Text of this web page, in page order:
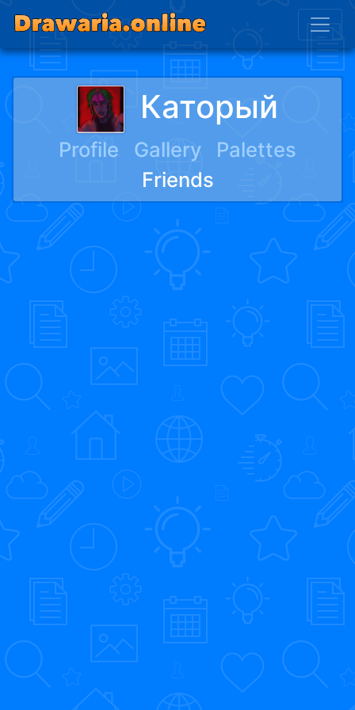
Каторый
Profile Gallery
Palettes
Friends